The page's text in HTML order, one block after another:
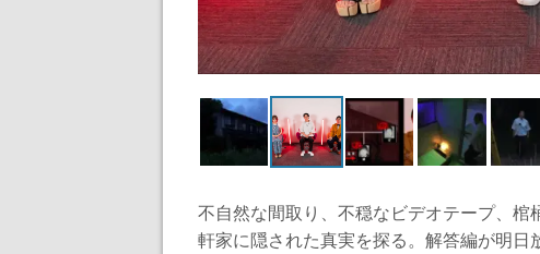
不自然な間取り、不穏なビデオテープ、
軒家に隠された真実を探る。解答編が明日